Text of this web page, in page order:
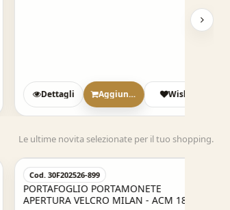
Dettagli Aggiungi Wish
Le ultime novita selezionate per il tuo shopping.
Cod. 30F202526-899
PORTAFOGLIO PORTAMONETE
APERTURA VELCRO MILAN - ACM 1899